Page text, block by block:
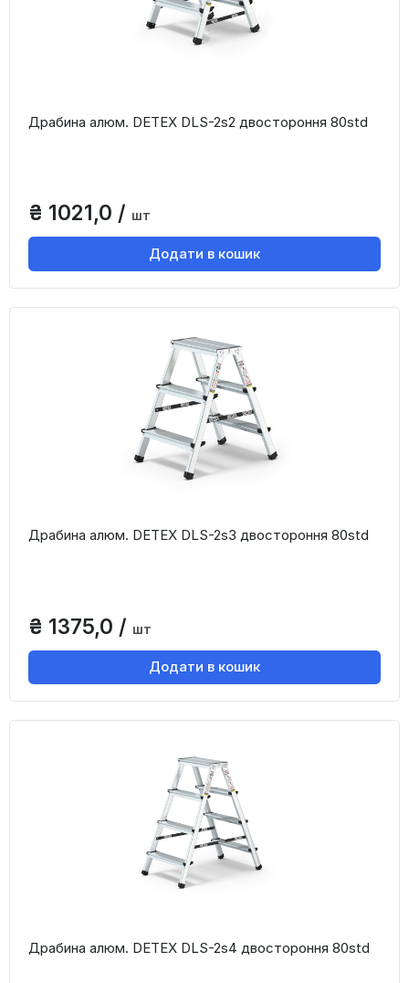
Драбина алюм. DETEX DLS-2s2 двостороння 80std
₴ 1021,0 / шт
Додати в кошик
Драбина алюм. DETEX DLS-2s3 двостороння 80std
₴ 1375,0 / шт
Додати в кошик
Драбина алюм. DETEX DLS-2s4 двостороння 80std